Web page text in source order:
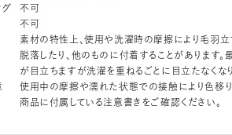
グ
不可
不可
素材の特性上、使用や洗濯時の摩擦により毛羽立
脱落したり、他のものに付着することがあります
が目立ちますが洗濯を重ねるごとに目立たなくなり
使用中の摩擦や濡れた状態での接触により色移り
商品に付属している注意書きをご確認ください。